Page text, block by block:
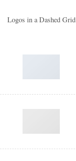
Logos in a Dashed Grid